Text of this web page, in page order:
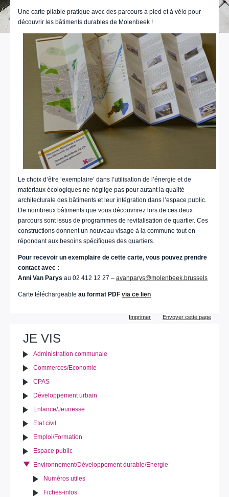
Une carte pliable pratique avec des parcours à pied et à vélo pour
découvrir les bâtiments durables de Molenbeek !
Le choix d’être ‘exemplaire’ dans l’utilisation de l’énergie et de
matériaux écologiques ne néglige pas pour autant la qualité
architecturale des bâtiments et leur intégration dans l’espace public.
De nombreux bâtiments que vous découvrirez lors de ces deux
parcours sont issus de programmes de revitalisation de quartier. Ces
constructions donnent un nouveau visage à la commune tout en
répondant aux besoins spécifiques des quartiers.
Pour recevoir un exemplaire de cette carte, vous pouvez prendre
contact avec :
Anni Van Parys au 02 412 12 27 – avanparys@molenbeek.brussels
Carte téléchargeable au format PDF via ce lien
Imprimer Envoyer cette page
JE VIS
Administration communale
Commerces/Economie
CPAS
Développement urbain
Enfance/Jeunesse
Etat civil
Emploi/Formation
Espace public
Environnement/Développement durable/Energie
Numéros utiles
Fiches-infos